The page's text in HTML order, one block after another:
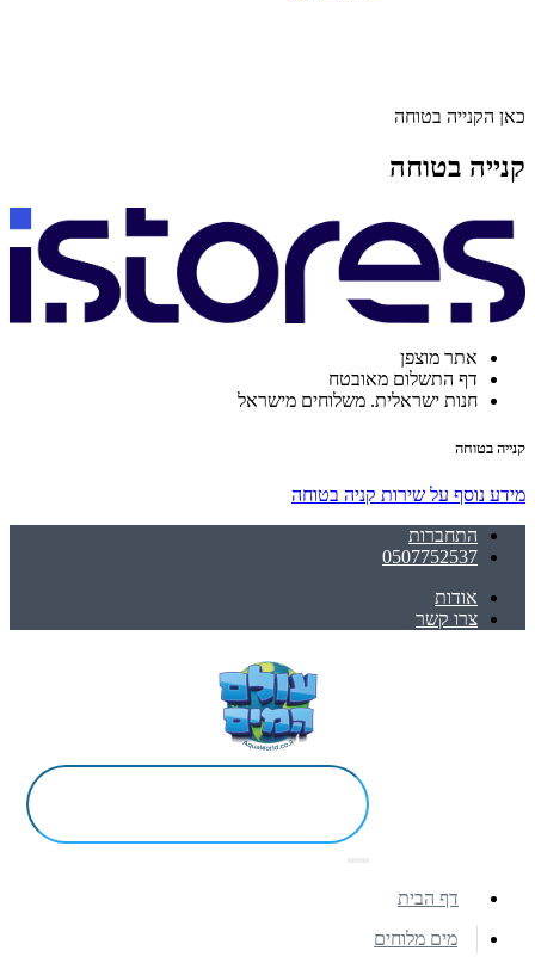
כאן הקנייה בטוחה
קנייה בטוחה
אתר מוצפן
דף התשלום מאובטח
חנות ישראלית. משלוחים מישראל
קנייה בטוחה
מידע נוסף על שירות קניה בטוחה
התחברות
0507752537
אודות
צרו קשר
דף הבית
מים מלוחים